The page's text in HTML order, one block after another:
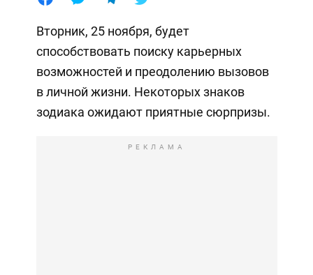
Вторник, 25 ноября, будет
способствовать поиску карьерных
возможностей и преодолению вызовов
в личной жизни. Некоторых знаков
зодиака ожидают приятные сюрпризы.
РЕКЛАМА